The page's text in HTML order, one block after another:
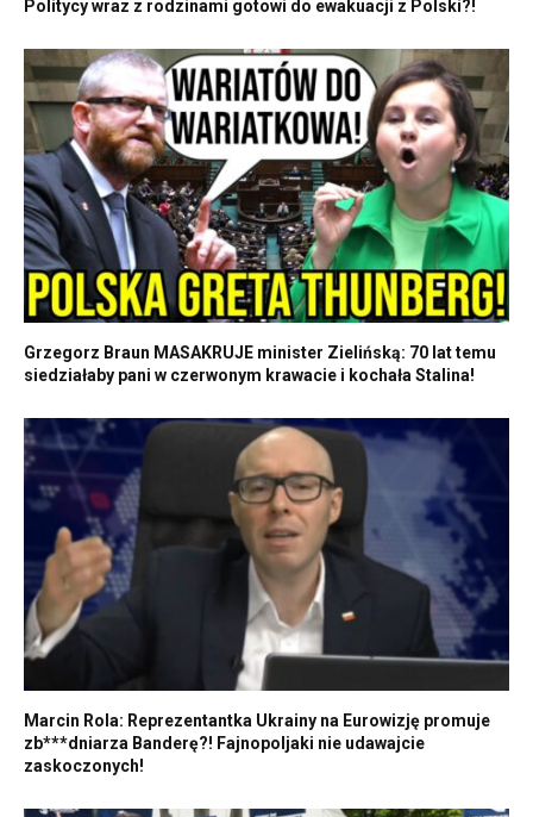
Politycy wraz z rodzinami gotowi do ewakuacji z Polski?!
Grzegorz Braun MASAKRUJE minister Zielińską: 70 lat temu
siedziałaby pani w czerwonym krawacie i kochała Stalina!
Marcin Rola: Reprezentantka Ukrainy na Eurowizję promuje
zb***dniarza Banderę?! Fajnopoljaki nie udawajcie
zaskoczonych!